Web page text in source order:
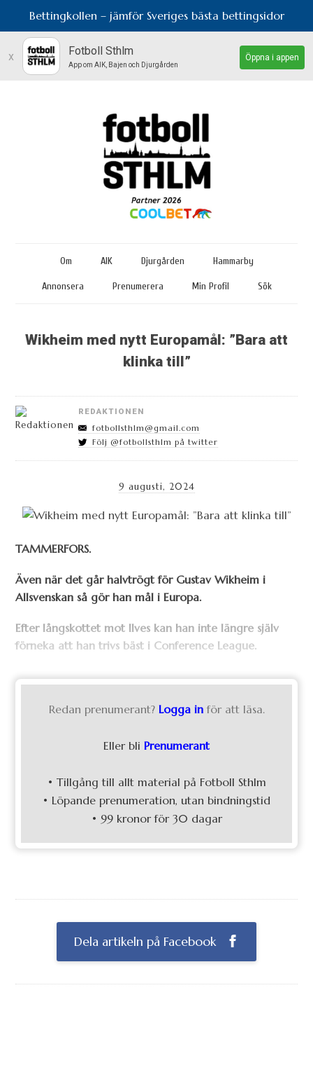
Bettingkollen – jämför Sveriges bästa bettingsidor
x Fotboll Sthlm
App om AIK, Bajen och Djurgården
Öppna i appen
Om AIK Djurgården Hammarby
Annonsera Prenumerera Min Profil Sök
Wikheim med nytt Europamål: ”Bara att
klinka till”
REDAKTIONEN
fotbollsthlm@gmail.com
Följ @fotbollsthlm på twitter
9 augusti, 2024
TAMMERFORS.
Även när det går halvtrögt för Gustav Wikheim i
Allsvenskan så gör han mål i Europa.
Efter långskottet mot Ilves kan han inte längre själv
förneka att han trivs bäst i Conference League.
Redan prenumerant? Logga in för att läsa.
Eller bli Prenumerant
• Tillgång till allt material på Fotboll Sthlm
• Löpande prenumeration, utan bindningstid
• 99 kronor för 30 dagar
Dela artikeln på Facebook